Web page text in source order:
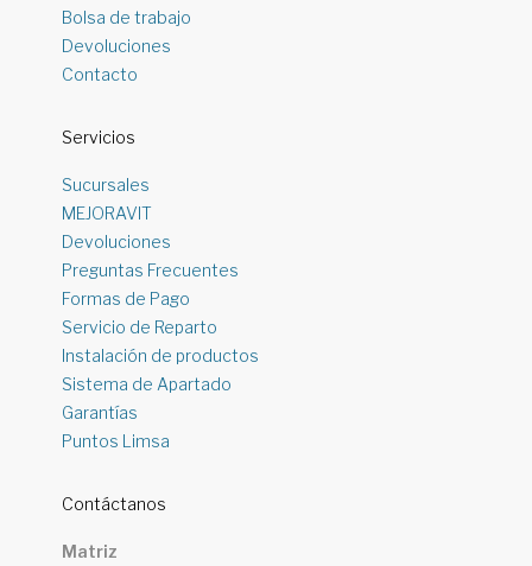
Bolsa de trabajo
Devoluciones
Contacto
Servicios
Sucursales
MEJORAVIT
Devoluciones
Preguntas Frecuentes
Formas de Pago
Servicio de Reparto
Instalación de productos
Sistema de Apartado
Garantías
Puntos Limsa
Contáctanos
Matriz